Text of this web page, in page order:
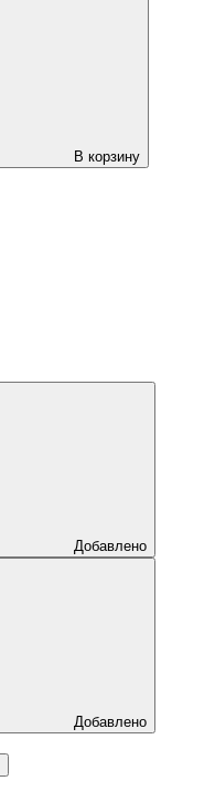
В корзину
Добавлено
Добавлено